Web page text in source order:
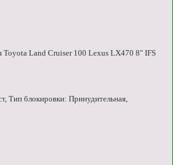
Toyota Land Cruiser 100 Lexus LX470 8" IFS
Тип блокировки: Принудительная,